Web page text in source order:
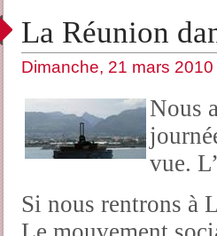
La Réunion
Dimanche, 21 mars 2010
Nous
vue.
Si nous rentrons à